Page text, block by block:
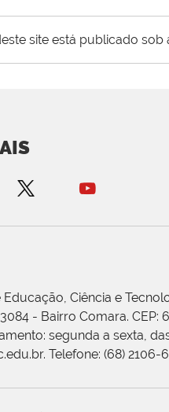
site está publicado sob
Ciência e
- Bairro Comara. CEP:
segunda a sexta,
Telefone: (68) 2106-